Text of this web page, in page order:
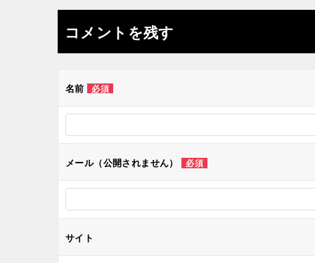
ナ
ビ
ゲ
ー
ン
コメントを残す
名前 必須
メール（公開されません） 必須
サイト